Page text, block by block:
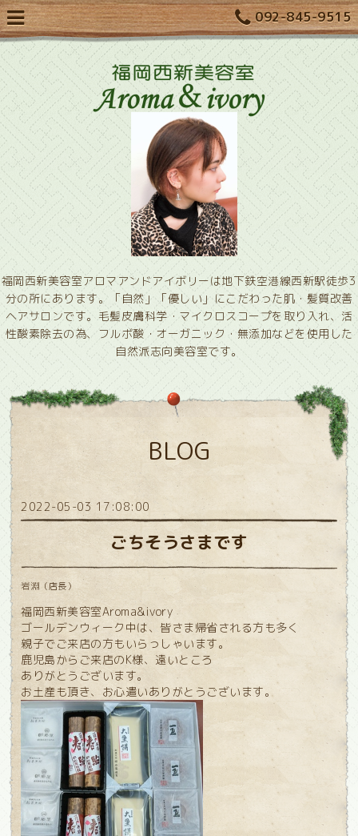
092-845-9515
福岡西新美容室アロマアンドアイボリーは地下鉄空港線西新駅徒歩3
分の所にあります。「自然」「優しい」にこだわった肌・髪質改善
ヘアサロンです。毛髪皮膚科学・マイクロスコープを取り入れ、活
性酸素除去の為、フルボ酸・オーガニック・無添加などを使用した
自然派志向美容室です。
BLOG
2022-05-03 17:08:00
ごちそうさまです
岩淵（店長）
福岡西新美容室Aroma&ivory
ゴールデンウィーク中は、皆さま帰省される方も多く
親子でご来店の方もいらっしゃいます。
鹿児島からご来店のK様、遠いところ
ありがとうございます。
お土産も頂き、お心遣いありがとうございます。